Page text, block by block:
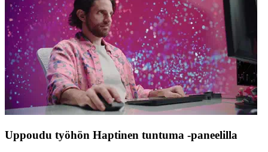
Uppoudu työhön Haptinen tuntuma ‑paneelilla